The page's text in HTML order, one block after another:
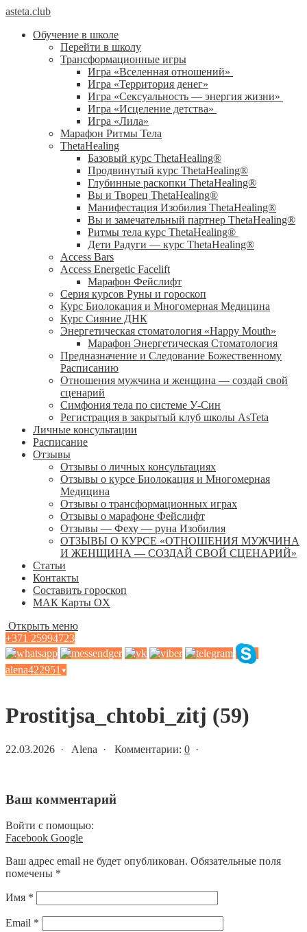
asteta.club
Обучение в школе
Перейти в школу
Трансформационные игры
Игра «Вселенная отношений»
Игра «Территория денег»
Игра «Сексуальность — энергия жизни»
Игра «Исцеление детства»
Игра «Лила»
Марафон Ритмы Тела
ThetaHealing
Базовый курс ThetaHealing®
Продвинутый курс ThetaHealing®
Глубинные раскопки ThetaHealing®
Вы и Творец ThetaHealing®
Манифестация Изобилия ThetaHealing®
Вы и замечательный партнер ThetaHealing®
Ритмы тела курс ThetaHealing®
Дети Радуги — курс ThetaHealing®
Access Bars
Access Energetic Facelift
Марафон Фейслифт
Серия курсов Руны и гороскоп
Курс Биолокация и Многомерная Медицина
Курс Сияние ДНК
Энергетическая стоматология «Happy Mouth»
Марафон Энергетическая Cтоматология
Предназначение и Следование Божественному
Расписанию
Отношения мужчина и женщина — создай свой
сценарий
Симфония тела по системе У-Син
Регистрация в закрытый клуб школы AsTeta
Личные консультации
Расписание
Отзывы
Отзывы о личных консультациях
Отзывы о курсе Биолокация и Многомерная
Медицина
Отзывы о трансформационных играх
Отзывы о марафоне Фейслифт
Отзывы — Феху — руна Изобилия
ОТЗЫВЫ О КУРСЕ «ОТНОШЕНИЯ МУЖЧИНА
И ЖЕНЩИНА — СОЗДАЙ СВОЙ СЦЕНАРИЙ»
Статьи
Контакты
Составить гороскоп
МАК Карты OХ
Открыть меню
+371 25994723
alena422951 ▾
Prostitjsa_chtobi_zitj (59)
22.03.2026 · Alena · Комментарии: 0 ·
Ваш комментарий
Войти с помощью:
Facebook Google
Ваш адрес email не будет опубликован. Обязательные поля
помечены *
Имя *
Email *